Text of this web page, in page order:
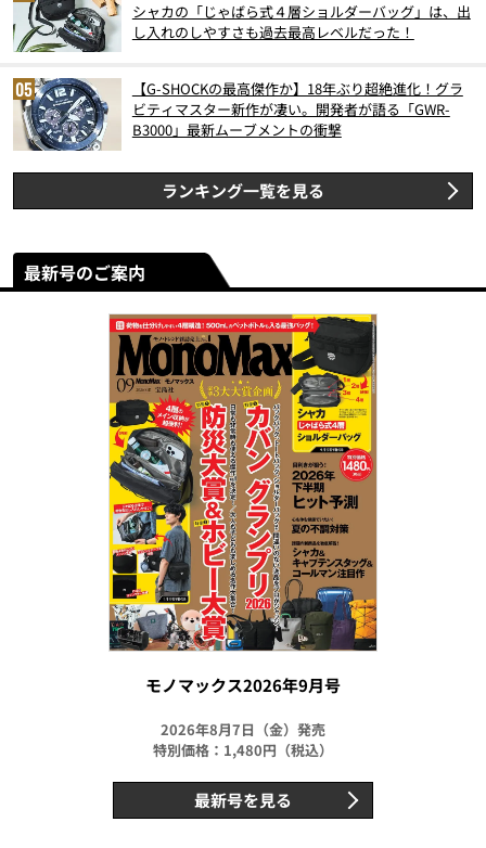
シャカの「じゃばら式４層ショルダーバッグ」は、出
し入れのしやすさも過去最高レベルだった！
【G-SHOCKの最高傑作か】18年ぶり超絶進化！グラ
ビティマスター新作が凄い。開発者が語る「GWR-
B3000」最新ムーブメントの衝撃
ランキング一覧を見る
最新号のご案内
モノマックス2026年9月号
2026年8月7日（金）発売
特別価格：1,480円（税込）
最新号を見る